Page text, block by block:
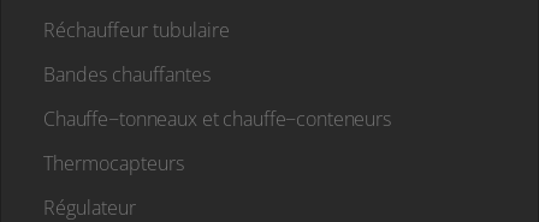
Réchauffeur tubulaire
Bandes chauffantes
Chauffe−tonneaux et chauffe−conteneurs
Thermocapteurs
Régulateur